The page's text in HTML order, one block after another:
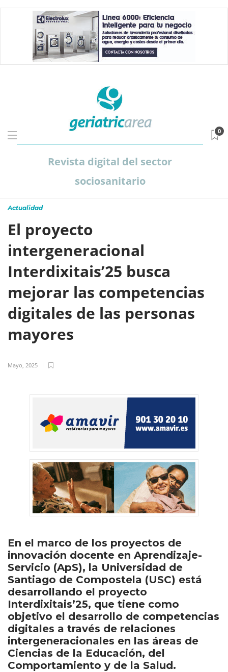
Revista digital del sector
sociosanitario
0
Actualidad
El proyecto
intergeneracional
Interdixitais’25 busca
mejorar las competencias
digitales de las personas
mayores
Mayo, 2025
En el marco de los proyectos de
innovación docente en Aprendizaje-
Servicio (ApS), la Universidad de
Santiago de Compostela (USC) está
desarrollando el proyecto
Interdixitais’25, que tiene como
objetivo el desarrollo de competencias
digitales a través de relaciones
intergeneracionales en las áreas de
Ciencias de la Educación, del
Comportamiento y de la Salud.